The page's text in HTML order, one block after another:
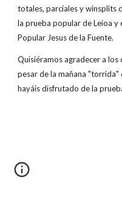
totales, parciales y winsplits
la prueba popular de Leioa
Popular Jesus de la Fuente.
Quisiéramos agradecer a
pesar de la mañana "torrida"
hayáis disfrutado de la